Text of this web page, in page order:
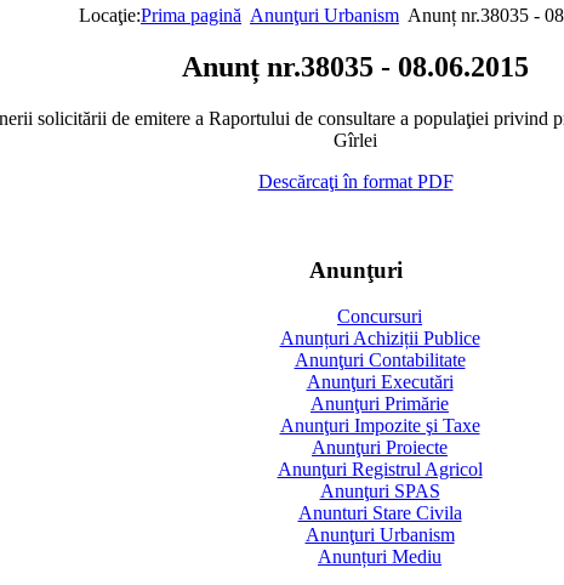
Locaţie:Prima pagină Anunţuri Urbanism Anunț nr.38035 -
Anunț nr.38035 - 08.06.2015
solicitării de emitere a Raportului de consultare a populaţiei privind
Gîrlei
Descărcaţi în format PDF
Anunţuri
Concursuri
Anunțuri Achiziții Publice
Anunţuri Contabilitate
Anunţuri Executări
Anunţuri Primărie
Anunţuri Impozite şi Taxe
Anunţuri Proiecte
Anunţuri Registrul Agricol
Anunţuri SPAS
Anunturi Stare Civila
Anunţuri Urbanism
Anunțuri Mediu